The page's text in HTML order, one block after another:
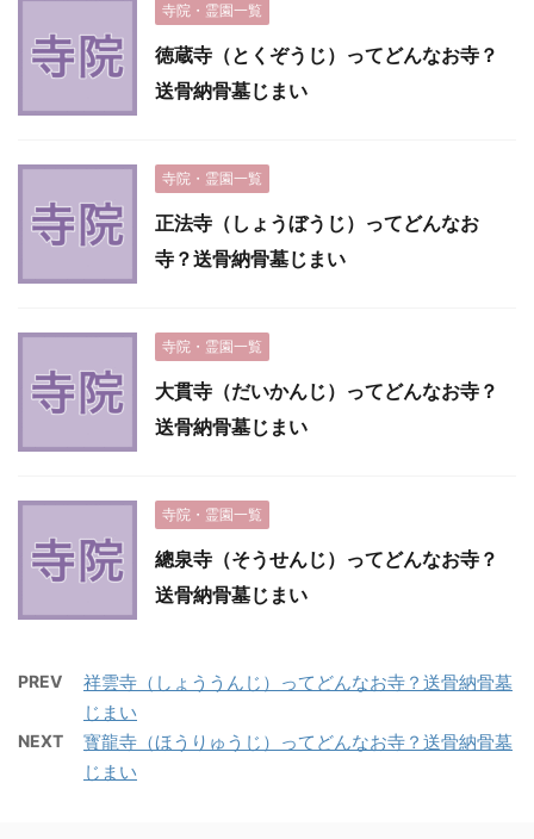
寺院・霊園一覧
徳蔵寺（とくぞうじ）ってどんなお寺？
送骨納骨墓じまい
寺院・霊園一覧
正法寺（しょうぼうじ）ってどんなお
寺？送骨納骨墓じまい
寺院・霊園一覧
大貫寺（だいかんじ）ってどんなお寺？
送骨納骨墓じまい
寺院・霊園一覧
總泉寺（そうせんじ）ってどんなお寺？
送骨納骨墓じまい
PREV
祥雲寺（しょううんじ）ってどんなお寺？送骨納骨墓
じまい
NEXT
寳龍寺（ほうりゅうじ）ってどんなお寺？送骨納骨墓
じまい